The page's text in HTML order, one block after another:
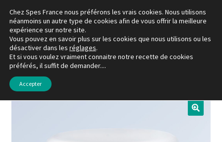
Aller
à
la
navigation
Aller
au
contenu
Menu
La boutique
Mon compte
Accueil Gels & Pâtes Pâte conductrice AC CREAM x3
Chez Spes France nous préférons les vrais cookies. Nous utilisons
néanmoins un autre type de cookies afin de vous offrir la meilleure
expérience sur notre site.
Vous pouvez en savoir plus sur les cookies que nous utilisons ou les
désactiver dans les réglages.
Et si vous voulez vraiment connaitre notre recette de cookies
préférés, il suffit de demander....
Accepter